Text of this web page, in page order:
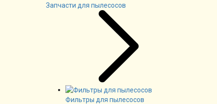
Запчасти для пылесосов
Фильтры для пылесосов